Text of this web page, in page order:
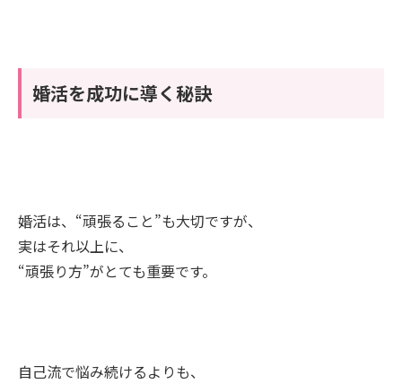
婚活を成功に導く秘訣
婚活は、“頑張ること”も大切ですが、
実はそれ以上に、
“頑張り方”がとても重要です。
自己流で悩み続けるよりも、